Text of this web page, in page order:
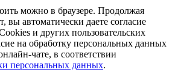
можно в браузере. Продолжая
вы автоматически даете согласие
и других пользовательских
на обработку персональных данных
чате, в соответствии
персональных данных.